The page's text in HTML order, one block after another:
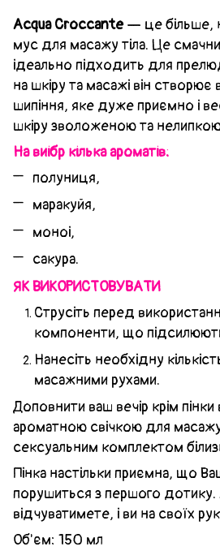
Acqua Croccante— це більше,
мус для масажу тіла. Це
ідеально підходить для
на шкіру та масажі він створює
шипіння, яке дуже приємно і
шкіру зволоженою та
На виібр кілька ароматів:
полуниця,
маракуйя,
моноі,
сакура.
ЯК ВИКОРИСТОВУВАТИ
Струсіть перед
компоненти, що
Нанесіть необхідну
масажними рухами.
Доповнити ваш вечір крім
ароматною свічкою для
сексуальним комплектом
Пінка настільки приємна, що
порушиться з першого дотику.
відчуватимете, і ви на своїх
Об'єм: 150 мл